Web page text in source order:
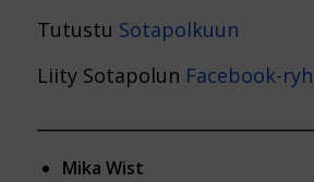
Tutustu Sotapolkuun
Liity Sotapolun Facebook-
Mika Wist